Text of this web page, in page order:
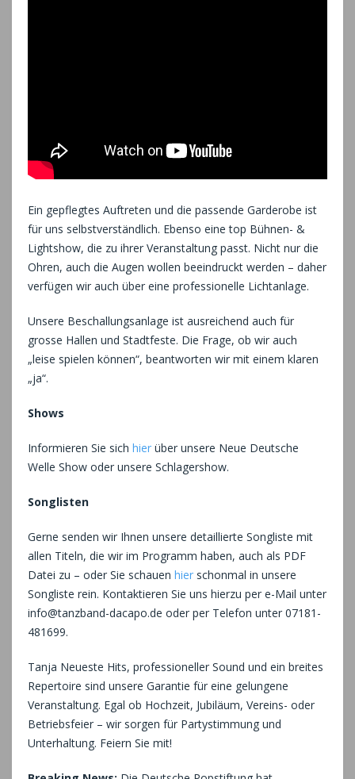
Ein gepflegtes Auftreten und die passende Garderobe ist
für uns selbstverständlich. Ebenso eine top Bühnen- &
Lightshow, die zu ihrer Veranstaltung passt. Nicht nur die
Ohren, auch die Augen wollen beeindruckt werden – daher
verfügen wir auch über eine professionelle Lichtanlage.
Unsere Beschallungsanlage ist ausreichend auch für
grosse Hallen und Stadtfeste. Die Frage, ob wir auch
„leise spielen können“, beantworten wir mit einem klaren
„ja“.
Shows
Informieren Sie sich hier über unsere Neue Deutsche
Welle Show oder unsere Schlagershow.
Songlisten
Gerne senden wir Ihnen unsere detaillierte Songliste mit
allen Titeln, die wir im Programm haben, auch als PDF
Datei zu – oder Sie schauen hier schonmal in unsere
Songliste rein. Kontaktieren Sie uns hierzu per e-Mail unter
info@tanzband-dacapo.de oder per Telefon unter 07181-
481699.
Tanja Neueste Hits, professioneller Sound und ein breites
Repertoire sind unsere Garantie für eine gelungene
Veranstaltung. Egal ob Hochzeit, Jubiläum, Vereins- oder
Betriebsfeier – wir sorgen für Partystimmung und
Unterhaltung. Feiern Sie mit!